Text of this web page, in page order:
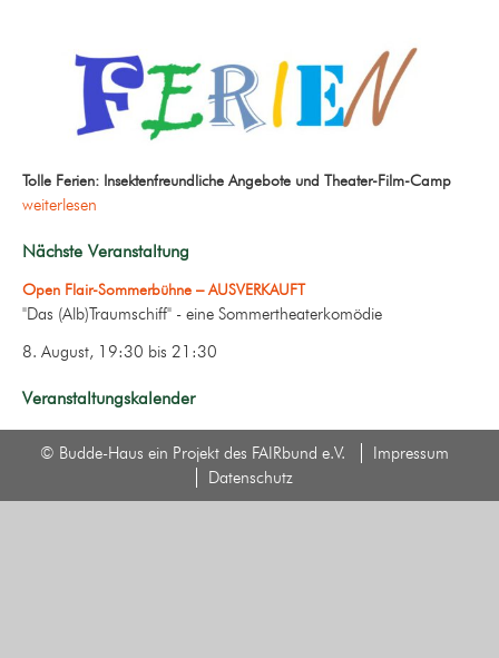
Tolle Ferien: Insektenfreundliche Angebote und Theater-Film-Camp
weiterlesen
Nächste Veranstaltung
Open Flair-Sommerbühne – AUSVERKAUFT
"Das (Alb)Traumschiff" - eine Sommertheaterkomödie
8. August, 19:30 bis 21:30
Veranstaltungskalender
© Budde-Haus ein Projekt des FAIRbund e.V.
Impressum
Datenschutz